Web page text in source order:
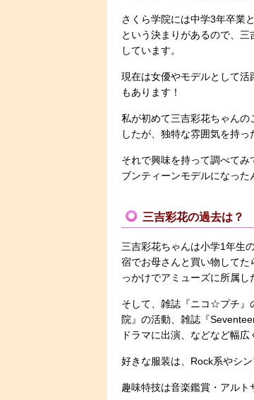
さくら学院には中学3年卒業
という決まりがあるので、
しています。
現在は女優やモデルとして
もあります！
私が初めて三吉彩花ちゃん
したが、独特な雰囲気を持っ
それで興味を持って調べて
ブンティーンモデルになっ
三吉彩花の過去は？
三吉彩花ちゃんは小学1年生
宿でお母さんと買い物してた
っかけでアミューズに所属し
そして、雑誌『ニコ☆プチ』
院』の活動、雑誌『
ドラマに出演、などなど幅
好きな服装は、Rock系やシン
趣味特技は音楽鑑賞・アルト